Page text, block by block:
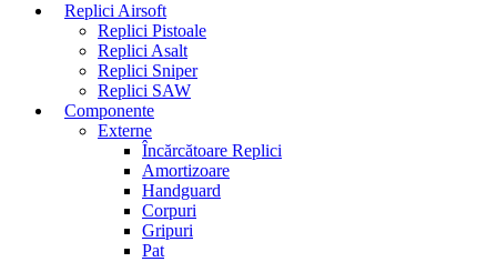
Replici Airsoft
Replici Pistoale
Replici Asalt
Replici Sniper
Replici SAW
Componente
Externe
Încărcătoare Replici
Amortizoare
Handguard
Corpuri
Gripuri
Pat